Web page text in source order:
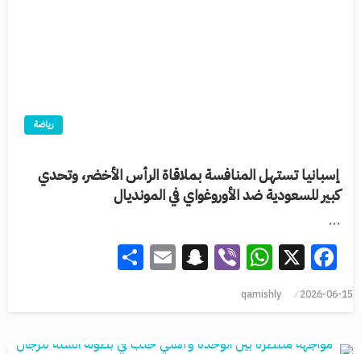
رياضة
إسبانيا تستهل المنافسة بملاقاة الرأس الأخضر، وتحدي
كبير للسعودية ضد الأوروغواي في المونديال
…
Facebook
X
WhatsApp
Viber
Snapchat
Email
2026-06-15
qamishly